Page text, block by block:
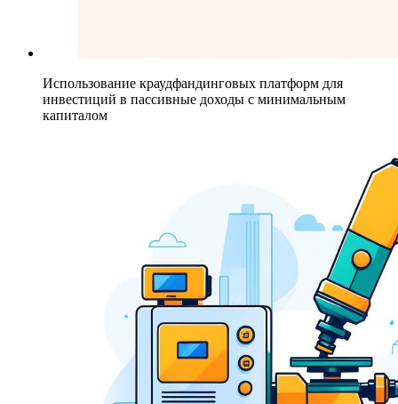
Использование краудфандинговых платформ для
инвестиций в пассивные доходы с минимальным
капиталом